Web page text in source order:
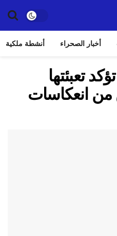
أخبار الصحراء أنشطة ملكية
تعبئتها
من انعكاسات